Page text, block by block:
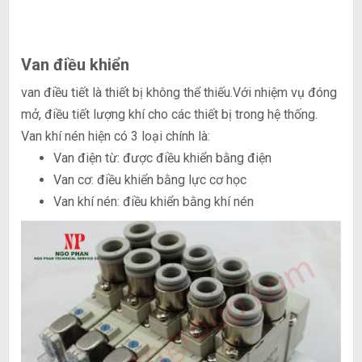
Van điều khiển
van điều tiết là thiết bị không thể thiếu.Với nhiệm vụ đóng
mở, điều tiết lượng khí cho các thiết bị trong hệ thống.
Van khí nén hiện có 3 loại chính là:
Van điện từ: được điều khiển bằng điện
Van cơ: điều khiển bằng lực cơ học
Van khí nén: điều khiển bằng khí nén